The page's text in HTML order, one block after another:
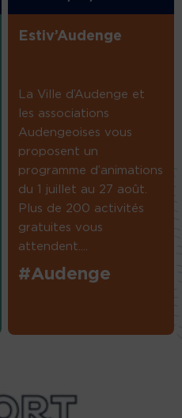
Estiv’Audenge
La Ville d’Audenge et
les associations
Audengeoises vous
proposent un
programme d’animations
du 1 juillet au 27 août.
Plus de 200 activités
gratuites vous
attendent....
#Audenge